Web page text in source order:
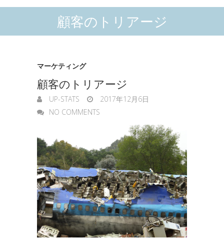
顧客のトリアージ
マーケティング
顧客のトリアージ
UP-STATS
2017年12月6日
NO COMMENTS